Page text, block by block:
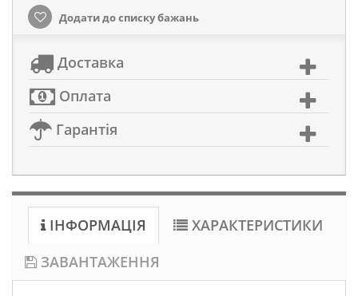
Додати до списку бажань
Доставка
Оплата
Гарантія
ІНФОРМАЦІЯ
ХАРАКТЕРИСТИКИ
ЗАВАНТАЖЕННЯ